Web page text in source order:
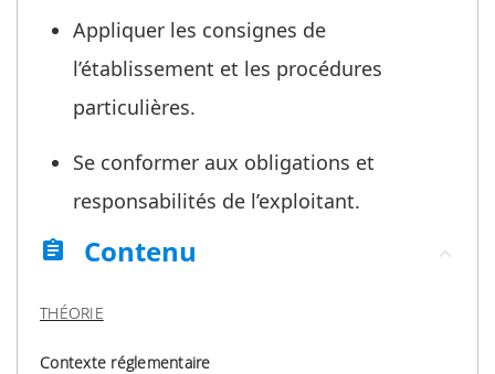
Appliquer les consignes de
l’établissement et les procédures
particulières.
Se conformer aux obligations et
responsabilités de l’exploitant.
assignment
Contenu
THÉORIE
Contexte réglementaire